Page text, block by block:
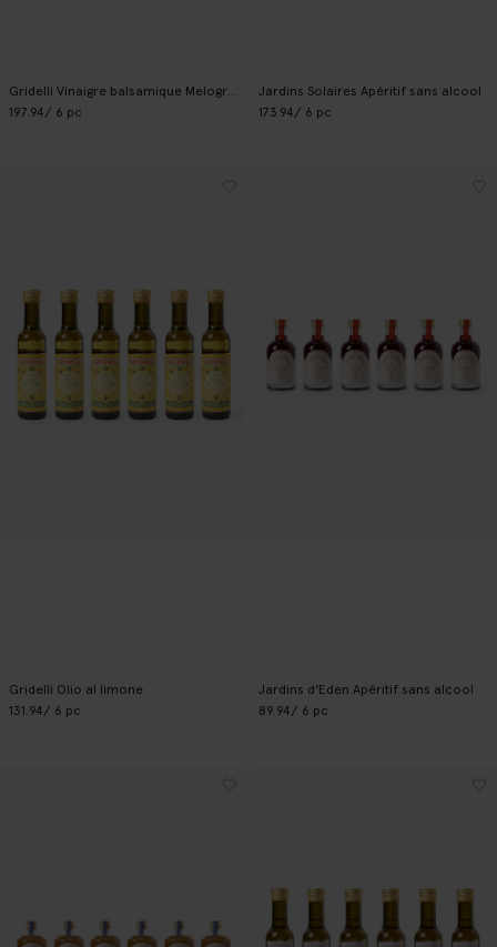
Gridelli Vinaigre balsamique Melograno
197.94/ 6 pc
Jardins Solaires Apéritif sans alcool
173.94/ 6 pc
Gridelli Olio al limone
131.94/ 6 pc
Jardins d'Eden Apéritif sans alcool
89.94/ 6 pc